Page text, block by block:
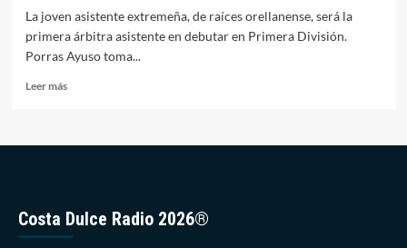
La joven asistente extremeña, de raíces orellanense, será la
primera árbitra asistente en debutar en Primera División.
Porras Ayuso toma...
Leer másLeer
será
la
Costa Dulce Radio 2026®